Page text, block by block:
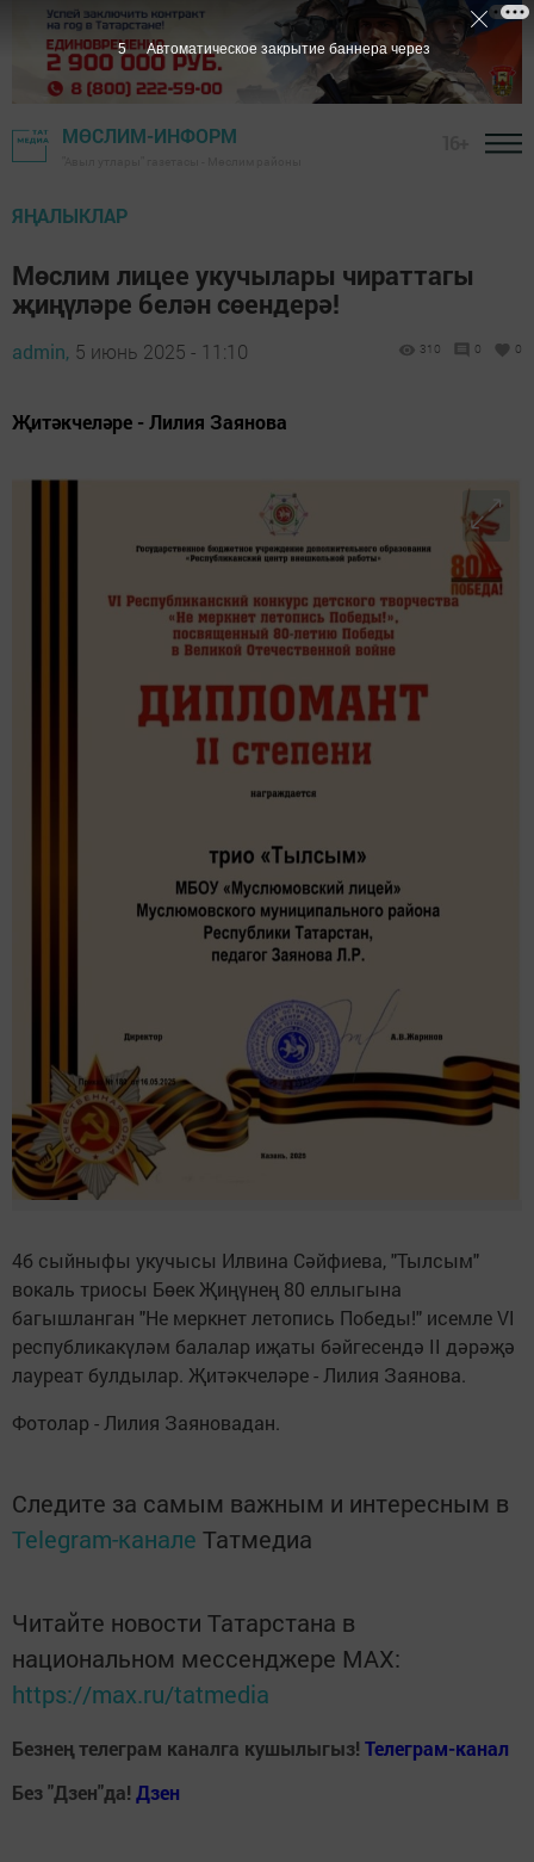
МӨСЛИМ-ИНФОРМ
ЯҢАЛЫКЛАР
Мөслим лицее укучылары чираттагы
җиңүләре белән сөендерә!
admin, 5 июнь 2025 - 11:10 310 0 0
Җитәкчеләре - Лилия Заянова
4б сыйныфы укучысы Илвина Сәйфиева, "Тылсым"
вокаль триосы Бөек Җиңүнең 80 еллыгына
багышланган "Не меркнет летопись Победы!" исемле VI
республикакүләм балалар иҗаты бәйгесендә II дәрәҗә
лауреат булдылар. Җитәкчеләре - Лилия Заянова.
Фотолар - Лилия Заяновадан.
Следите за самым важным и интересным в
Telegram-канале Татмедиа
Читайте новости Татарстана в
национальном мессенджере MАХ:
https://max.ru/tatmedia
Безнең телеграм каналга кушылыгыз! Телеграм-канал
Без "Дзен"да! Дзен
3 Автоматическое закрытие баннера через